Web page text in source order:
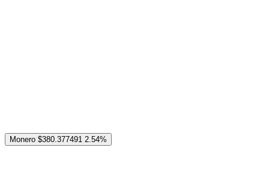
Monero $380.377491 2.54%